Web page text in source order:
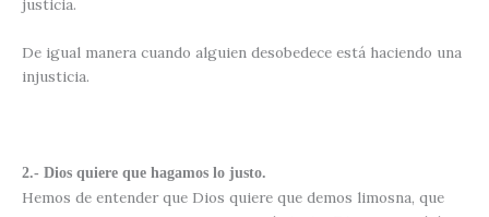
justicia.
De igual manera cuando alguien desobedece está haciendo una
injusticia.
2.- Dios quiere que hagamos lo justo.
Hemos de entender que Dios quiere que demos limosna, que